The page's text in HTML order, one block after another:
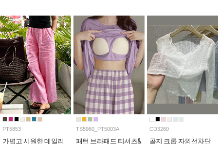
PT5853
가볍고 시원한 데일리
TS5960_PT5003A
패턴 브라패드 티셔츠&
CD3260
골지 크롭 자외선차단